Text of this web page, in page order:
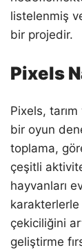
listelenmiş
bir projedir.
Pixels
Pixels,
bir oyun
toplama,
çeşitli
hayvanları
çekiciliğini
geliştirme